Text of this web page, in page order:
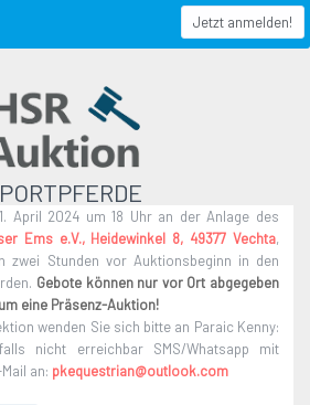
Jetzt anmelden!
April 2024 um 18 Uhr an der Anlage des
Ems e.V., Heidewinkel 8, 49377 Vechta,
zwei Stunden vor Auktionsbeginn in den
Gebote können nur vor Ort abgegeben
eine Präsenz-Auktion!
wenden Sie sich bitte an Paraic Kenny:
nicht erreichbar SMS/Whatsapp mit
an: pkequestrian@outlook.com